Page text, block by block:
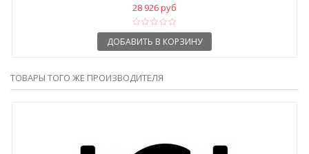
28 926 руб
ДОБАВИТЬ В КОРЗИНУ
ТОВАРЫ ТОГО ЖЕ ПРОИЗВОДИТЕЛЯ